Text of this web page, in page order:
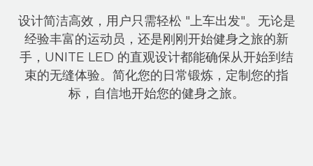
设计简洁高效，用户只需轻松 "上车出发"。无论是
经验丰富的运动员，还是刚刚开始健身之旅的新
手，UNITE LED 的直观设计都能确保从开始到结
束的无缝体验。简化您的日常锻炼，定制您的指
标，自信地开始您的健身之旅。